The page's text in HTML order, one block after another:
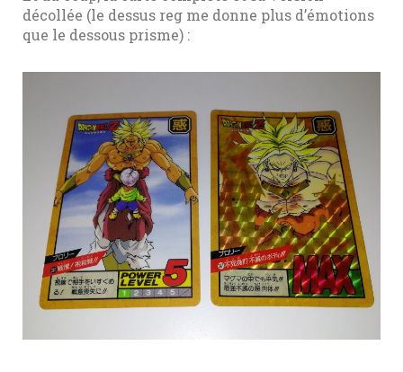
décollée (le dessus reg me donne plus d’émotions
que le dessous prisme) :